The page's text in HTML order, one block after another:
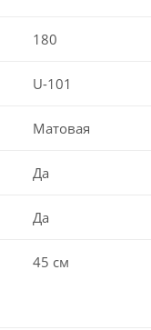
180
U-101
Матовая
Да
Да
45 см